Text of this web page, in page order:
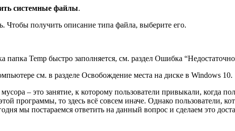
системные файлы.
Чтобы получить описание типа файла, выберите его.
папка Temp быстро заполняется, см. раздел Ошибка
см. в разделе Освобождение места на диске в Windows 10.
– это занятие, к которому пользователи привыкали, когда
программы, то здесь всё совсем иначе. Однако пользователи,
мы постараемся ответить на данный вопрос и сделаем это